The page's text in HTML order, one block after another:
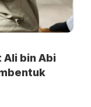
Ali bin Abi